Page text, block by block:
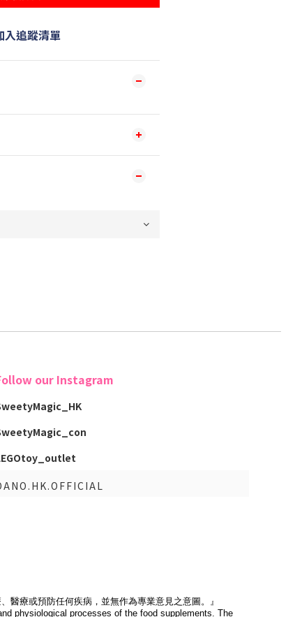
入追蹤清單
our Instagram
醫療或預防任何疾病，並無作為專業意見之意圖。』
physiological processes of the food supplements. The